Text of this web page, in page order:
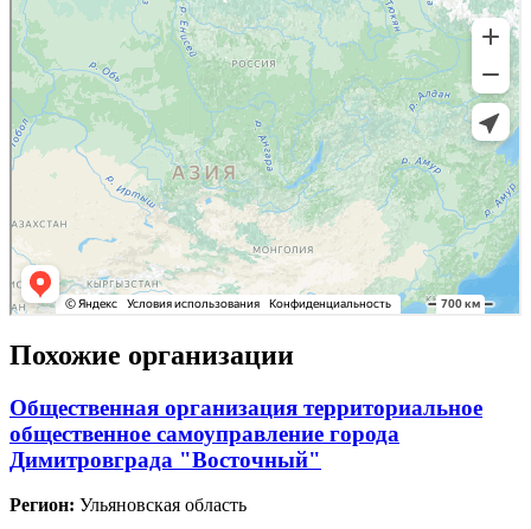
Похожие организации
Общественная организация территориальное
общественное самоуправление города
Димитровграда "Восточный"
Регион: Ульяновская область